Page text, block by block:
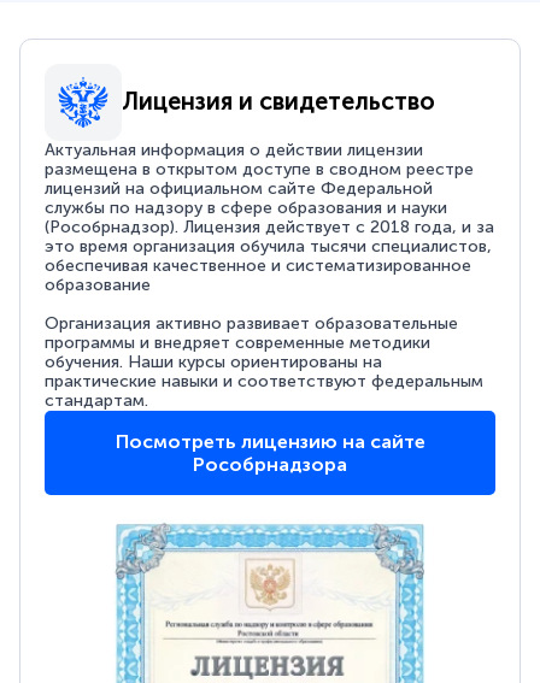
Лицензия и свидетельство
Актуальная информация о действии лицензии
размещена в открытом доступе в сводном реестре
лицензий на официальном сайте Федеральной
службы по надзору в сфере образования и науки
(Рособрнадзор). Лицензия действует с 2018 года, и за
это время организация обучила тысячи специалистов,
обеспечивая качественное и систематизированное
образование
Организация активно развивает образовательные
программы и внедряет современные методики
обучения. Наши курсы ориентированы на
практические навыки и соответствуют федеральным
стандартам.
Посмотреть лицензию на сайте
Рособрнадзора